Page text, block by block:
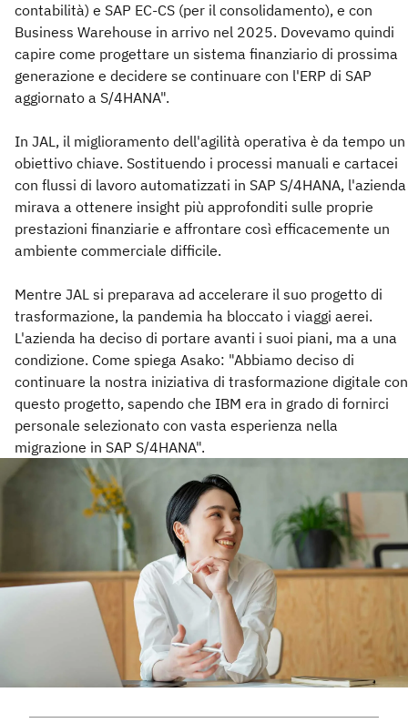
contabilità) e SAP EC-CS (per il consolidamento), e con
Business Warehouse in arrivo nel 2025. Dovevamo quindi
capire come progettare un sistema finanziario di prossima
generazione e decidere se continuare con l'ERP di SAP
aggiornato a S/4HANA".
In JAL, il miglioramento dell'agilità operativa è da tempo un
obiettivo chiave. Sostituendo i processi manuali e cartacei
con flussi di lavoro automatizzati in SAP S/4HANA, l'azienda
mirava a ottenere insight più approfonditi sulle proprie
prestazioni finanziarie e affrontare così efficacemente un
ambiente commerciale difficile.
Mentre JAL si preparava ad accelerare il suo progetto di
trasformazione, la pandemia ha bloccato i viaggi aerei.
L'azienda ha deciso di portare avanti i suoi piani, ma a una
condizione. Come spiega Asako: "Abbiamo deciso di
continuare la nostra iniziativa di trasformazione digitale con
questo progetto, sapendo che IBM era in grado di fornirci
personale selezionato con vasta esperienza nella
migrazione in SAP S/4HANA".